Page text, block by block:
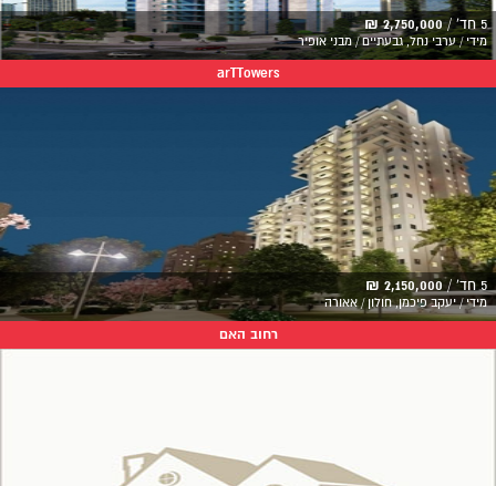
5 חד' / 2,750,000 ₪
מידי / ערבי נחל, גבעתיים / מבני אופיר
arTTowers
5 חד' / 2,150,000 ₪
מידי / יעקב פיכמן, חולון / אאורה
רחוב האם